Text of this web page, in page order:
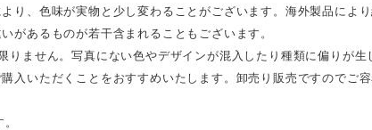
り、色味が実物と少し変わることがございます。海外製品によ
があるものが若干含まれることもございます。
ません。写真にない色やデザインが混入したり種類に偏りが生
入いただくことをおすすめいたします。卸売り販売ですのでご容